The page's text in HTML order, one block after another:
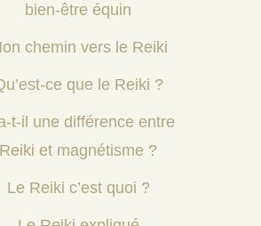
bien-être équin
chemin vers le Reiki
ce que le Reiki ?
t-il une différence entre
Reiki et magnétisme ?
Le Reiki c’est quoi ?